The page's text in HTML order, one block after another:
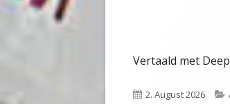
Vertaald met
Veröffentlicht
2. August 2026